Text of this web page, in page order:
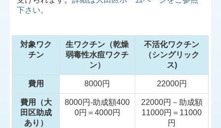
風疹抗体検査
下さい。
対象ワク
チン
生ワクチン（乾燥
弱毒性水痘ワクチ
ン）
不活化ワクチン
（シングリック
ス)
費用 8000円 22000円
費用（大
田区助成
あり）
8000円-助成額400
0円＝4000円
22000円－助成額
11000円＝11000
円